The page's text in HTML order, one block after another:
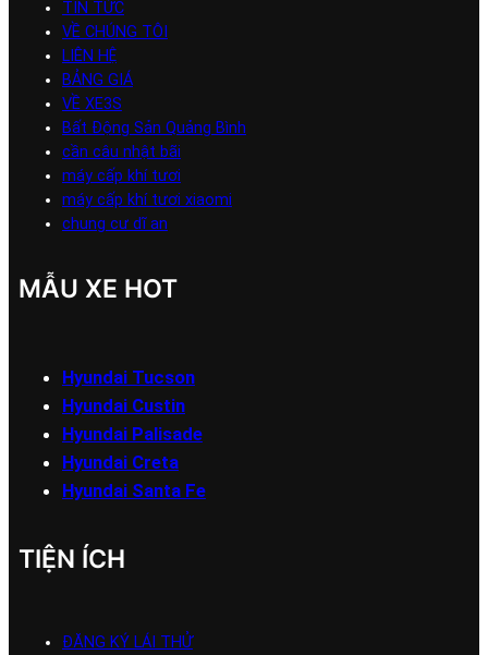
TIN TỨC
VỀ CHÚNG TÔI
LIÊN HỆ
BẢNG GIÁ
VỀ XE3S
Bất Động Sản Quảng Bình
cần câu nhật bãi
máy cấp khí tươi
máy cấp khí tươi xiaomi
chung cư dĩ an
MẪU XE HOT
Hyundai Tucson
Hyundai Custin
Hyundai Palisade
Hyundai Creta
Hyundai Santa Fe
TIỆN ÍCH
ĐĂNG KÝ LÁI THỬ